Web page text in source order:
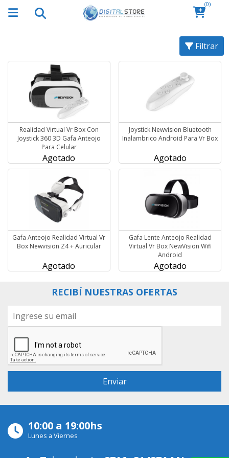
(0)
Filtrar
Realidad Virtual Vr Box Con
Joystick 360 3D Gafa Anteojo
Para Celular
Agotado
Joystick Newvision Bluetooth
Inalambrico Android Para Vr Box
Agotado
Gafa Anteojo Realidad Virtual Vr
Box Newvision Z4 + Auricular
Agotado
Gafa Lente Anteojo Realidad
Virtual Vr Box NewVision Wifi
Android
Agotado
RECIBÍ NUESTRAS OFERTAS
10:00 a 19:00hs
Lunes a Viernes